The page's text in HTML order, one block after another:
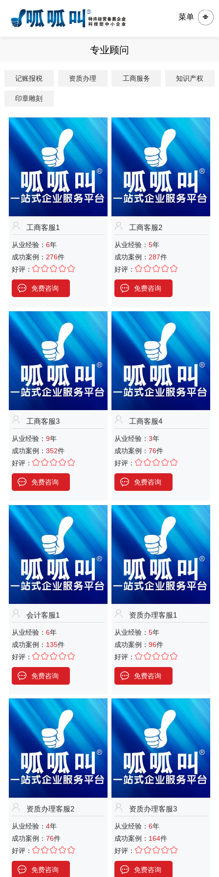
菜单
专业顾问
记账报税 资质办理 工商服务 知识产权
印章雕刻
工商客服1
从业经验： 6年
成功案例： 276件
好评：
免费咨询
工商客服2
从业经验：5年
成功案例：287件
好评：
免费咨询
工商客服3
从业经验： 9年
成功案例： 352件
好评：
免费咨询
工商客服4
从业经验：3年
成功案例：76件
好评：
免费咨询
会计客服1
从业经验： 6年
成功案例： 135件
好评：
免费咨询
资质办理客服1
从业经验：5年
成功案例：96件
好评：
免费咨询
资质办理客服2
从业经验： 4年
成功案例： 76件
好评：
免费咨询
资质办理客服3
从业经验：6年
成功案例： 164件
好评：
免费咨询